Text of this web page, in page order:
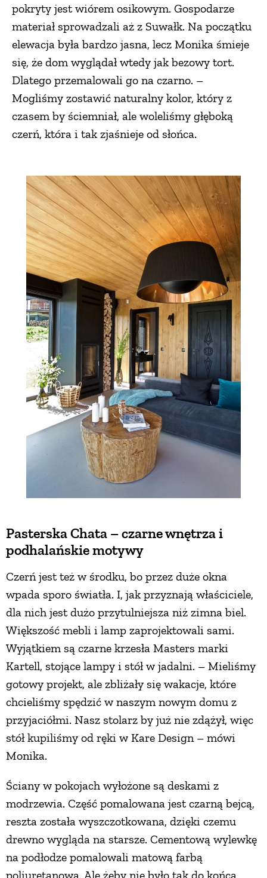
pokryty jest wiórem osikowym. Gospodarze
materiał sprowadzali aż z Suwałk. Na początku
elewacja była bardzo jasna, lecz Monika śmieje
się, że dom wyglądał wtedy jak bezowy tort.
Dlatego przemalowali go na czarno. –
Mogliśmy zostawić naturalny kolor, który z
czasem by ściemniał, ale woleliśmy głęboką
czerń, która i tak zjaśnieje od słońca.
Pasterska Chata – czarne wnętrza i
podhalańskie motywy
Czerń jest też w środku, bo przez duże okna
wpada sporo światła. I, jak przyznają właściciele,
dla nich jest dużo przytulniejsza niż zimna biel.
Większość mebli i lamp zaprojektowali sami.
Wyjątkiem są czarne krzesła Masters marki
Kartell, stojące lampy i stół w jadalni. – Mieliśmy
gotowy projekt, ale zbliżały się wakacje, które
chcieliśmy spędzić w naszym nowym domu z
przyjaciółmi. Nasz stolarz by już nie zdążył, więc
stół kupiliśmy od ręki w Kare Design – mówi
Monika.
Ściany w pokojach wyłożone są deskami z
modrzewia. Część pomalowana jest czarną bejcą,
reszta została wyszczotkowana, dzięki czemu
drewno wygląda na starsze. Cementową wylewkę
na podłodze pomalowali matową farbą
poliuretanową. Ale żeby nie było tak do końca